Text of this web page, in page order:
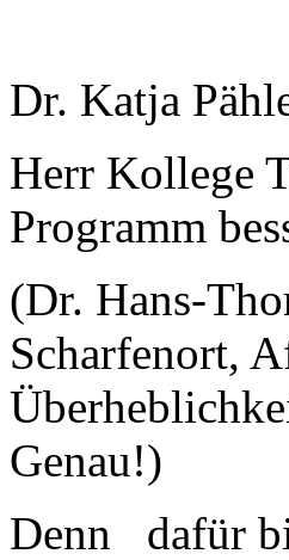
Dr. Katja
Herr Kollege
Programm
(Dr. Hans-
Scharfenort,
Genau!)
Denn dafür